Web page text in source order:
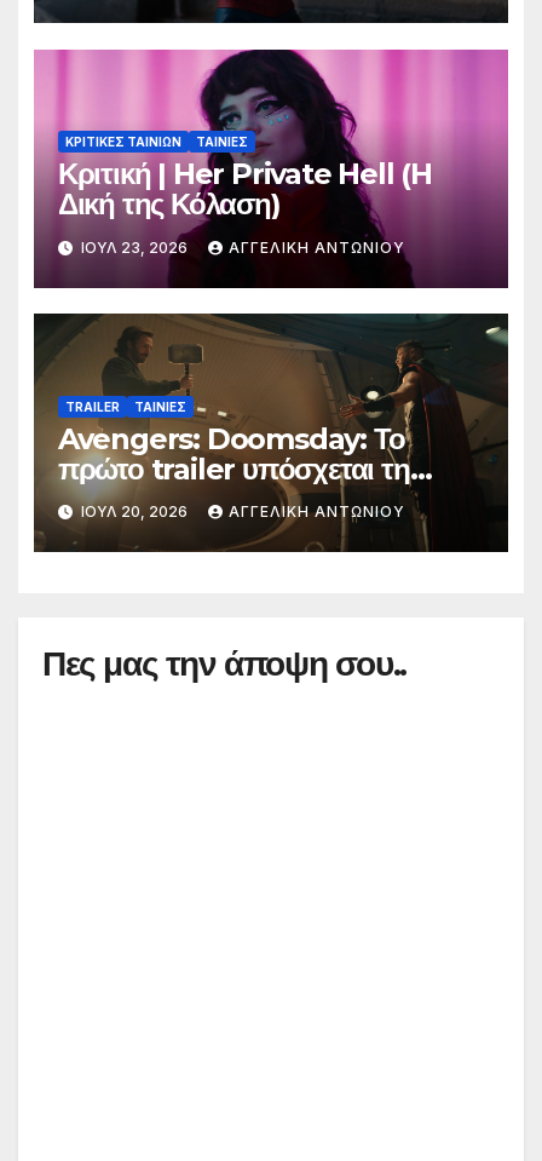
ΚΡΙΤΙΚΕΣ ΤΑΙΝΙΩΝ ΤΑΙΝΙΕΣ
Κριτική | Her Private Hell (H
Δική της Κόλαση)
ΙΟΎΛ 23, 2026 ΑΓΓΕΛΙΚΉ ΑΝΤΩΝΊΟΥ
TRAILER ΤΑΙΝΙΕΣ
Avengers: Doomsday: Το
πρώτο trailer υπόσχεται τη
μεγαλύτερη μάχη στην ιστορία
της Marvel
ΙΟΎΛ 20, 2026 ΑΓΓΕΛΙΚΉ ΑΝΤΩΝΊΟΥ
Πες μας την άποψη σου..